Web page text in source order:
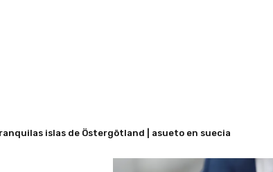
islas de Östergötland | asueto en suecia